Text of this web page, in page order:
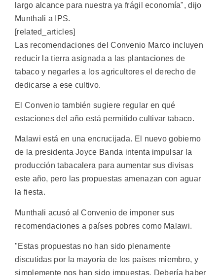
largo alcance para nuestra ya frágil economía", dijo
Munthali a IPS.
[related_articles]
Las recomendaciones del Convenio Marco incluyen
reducir la tierra asignada a las plantaciones de
tabaco y negarles a los agricultores el derecho de
dedicarse a ese cultivo.
El Convenio también sugiere regular en qué
estaciones del año está permitido cultivar tabaco.
Malawi está en una encrucijada. El nuevo gobierno
de la presidenta Joyce Banda intenta impulsar la
producción tabacalera para aumentar sus divisas
este año, pero las propuestas amenazan con aguar
la fiesta.
Munthali acusó al Convenio de imponer sus
recomendaciones a países pobres como Malawi.
"Estas propuestas no han sido plenamente
discutidas por la mayoría de los países miembro, y
simplemente nos han sido impuestas. Debería haber